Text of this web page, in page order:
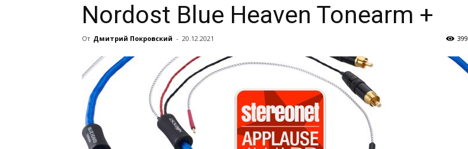
Nordost Blue Heaven Tonearm +
От Дмитрий Покровский - 20.12.2021 399